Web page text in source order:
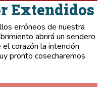
Extendidos
erróneos de nuestra
abrirá un sendero
corazón la intención
pronto cosecharemos